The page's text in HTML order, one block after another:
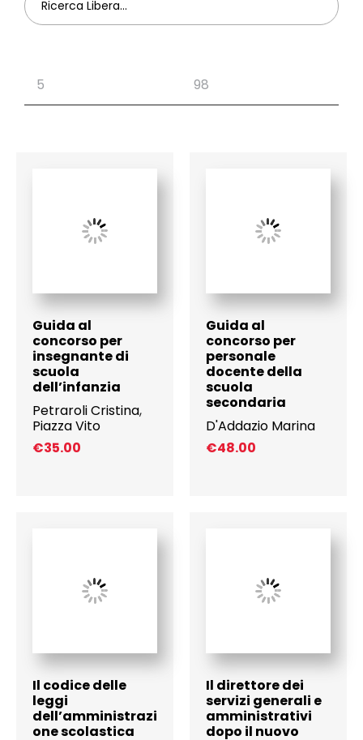
Guida al
concorso per
insegnante di
scuola
dell’infanzia
Petraroli Cristina,
Piazza Vito
€35.00
Guida al
concorso per
personale
docente della
scuola
secondaria
D'Addazio Marina
€48.00
Il codice delle
leggi
dell’amministrazi
one scolastica
Il direttore dei
servizi generali e
amministrativi
dopo il nuovo